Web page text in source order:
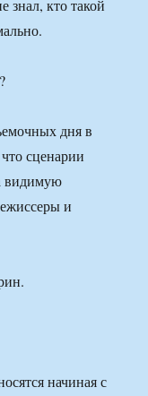
знал, кто такой
дня в
сценарии
видимую
и
начиная с